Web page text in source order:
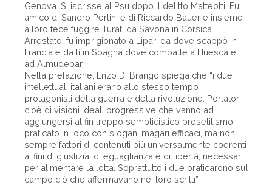
Genova. Si iscrisse al Psu dopo il delitto Matteotti. Fu
amico di Sandro Pertini e di Riccardo Bauer e insieme
a loro fece fuggire Turati da Savona in Corsica.
Arrestato, fu imprigionato a Lipari da dove scappò in
Francia e da lì in Spagna dove combatté a Huesca e
ad Almudebar.
Nella prefazione, Enzo Di Brango spiega che “i due
intellettuali italiani erano allo stesso tempo
protagonisti della guerra e della rivoluzione. Portatori
cioè di visioni ideali progressive che vanno ad
aggiungersi al fin troppo semplicistico proselitismo
praticato in loco con slogan, magari efficaci, ma non
sempre fattori di contenuti più universalmente coerenti
ai fini di giustizia, di eguaglianza e di libertà, necessari
per alimentare la lotta. Soprattutto i due praticarono sul
campo ciò che affermavano nei loro scritti”.